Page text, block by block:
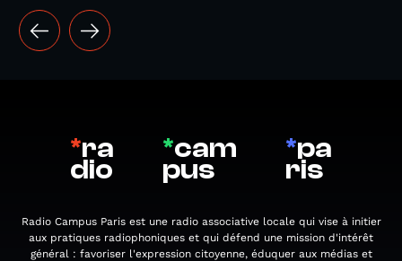
*ra
dio
*cam
pus
*pa
ris
Radio Campus Paris est une radio associative locale qui vise à initier
aux pratiques radiophoniques et qui défend une mission d'intérêt
général : favoriser l'expression citoyenne, éduquer aux médias et